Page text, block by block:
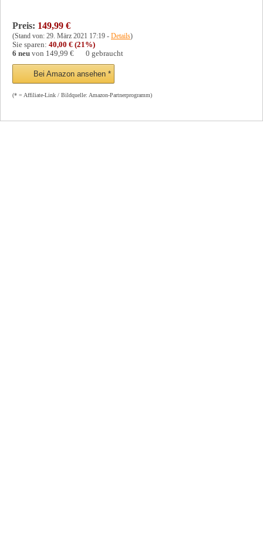
Preis: 149,99 €
(Stand von: 29. März 2021 17:19 - Details)
Sie sparen: 40,00 € (21%)
6 neu von 149,99 € 0 gebraucht
Bei Amazon ansehen *
(* = Affiliate-Link / Bildquelle: Amazon-Partnerprogramm)